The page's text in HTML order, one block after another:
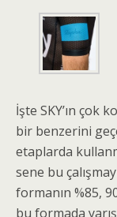
İşte SKY’ın çok
bir benzerini
etaplarda
sene bu
formanın %85,
bu formada